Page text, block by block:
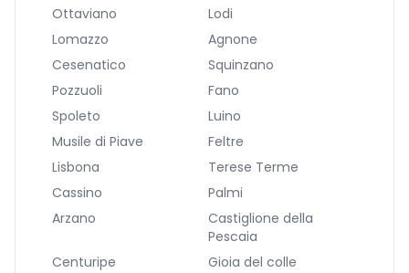
Ottaviano
Lodi
Lomazzo
Agnone
Cesenatico
Squinzano
Pozzuoli
Fano
Spoleto
Luino
Musile di Piave
Feltre
Lisbona
Terese Terme
Cassino
Palmi
Arzano
Castiglione della
Pescaia
Centuripe
Gioia del colle